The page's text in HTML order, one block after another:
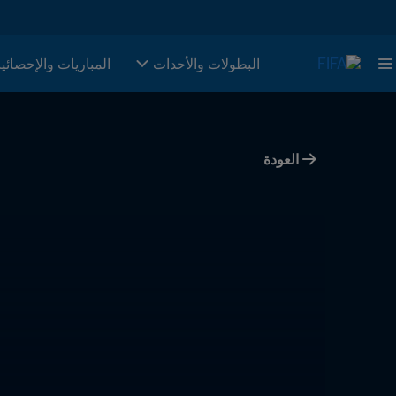
البطولات والأحدات المباريات
العودة